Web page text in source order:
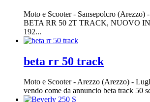
Moto e Scooter- Sansepolcro (Arezzo) -
BETA RR 50 2T TRACK, NUOVO
192...
beta rr 50 track
Moto e Scooter-Arezzo (Arezzo) -
vendo come da annuncio beta track 50